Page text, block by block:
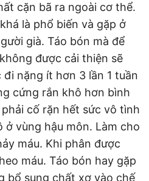
cặn bã ra ngoài cơ thể.
là phổ biến và gặp ở
già. Táo bón mà để
được cải thiện sẽ
nặng ít hơn 3 lần 1 tuần
cứng rắn khô hơn bình
cố rặn hết sức vô tình
vùng hậu môn. Làm cho
máu. Khi phân được
máu. Táo bón hay gặp
bổ sung chất xơ vào chế